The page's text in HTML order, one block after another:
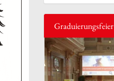
Graduierungsfeier